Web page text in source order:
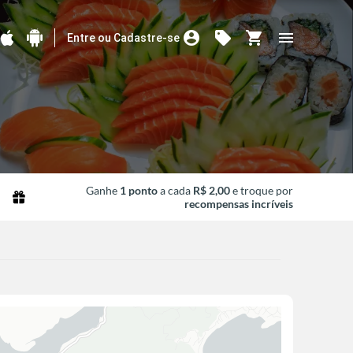
Entre ou Cadastre-seaccount_circle sell shopping_cart menu
Ganhe 1 pontoa cada R$ 2,00e troque por
recompensas incríveis